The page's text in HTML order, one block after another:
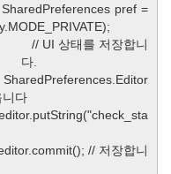
SharedPreferences pref =
// UI 상태를 저장합니
다.
SharedPreferences.Editor
다
// 저장합니